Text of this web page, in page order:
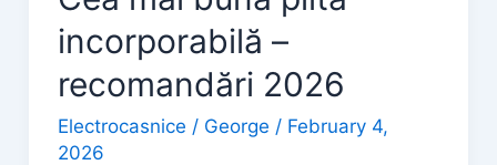
incorporabilă –
recomandări 2026
Electrocasnice / George / February 4,
2026